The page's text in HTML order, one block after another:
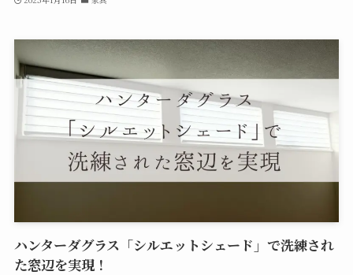
ハンターダグラス「シルエットシェード」で洗練され
た窓辺を実現！